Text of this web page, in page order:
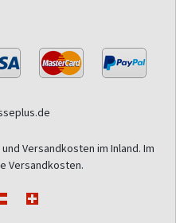
Versandkosten im Inland. Im
Versandkosten.